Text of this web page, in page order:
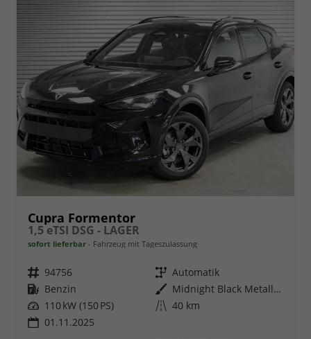
Cupra Formentor
1,5 eTSI DSG - LAGER
sofort lieferbar Fahrzeug mit Tageszulassung
Fahrzeugnr. 94756 Getriebe Automatik
Kraftstoff Benzin Außenfarbe
Midnight Black Metallic (0E)
Leistung 110 kW (150 PS) Kilometerstand 40 km
01.11.2025